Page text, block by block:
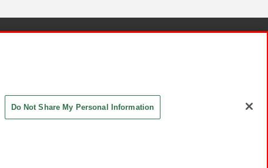
Do Not Share My Personal Information